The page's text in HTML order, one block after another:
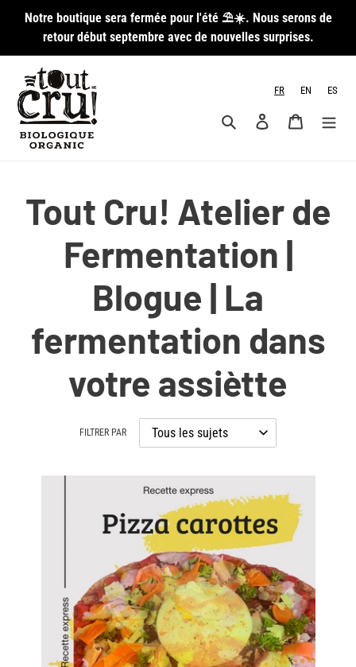
Passer
contenu
Notre boutique sera fermée pour l'été ⛱️☀️. Nous serons de
retour début septembre avec de nouvelles surprises.
FR EN ES
RechercherSe connecter
Panier
Tout Cru! Atelier de
Fermentation |
Blogue | La
fermentation dans
votre assiètte
FILTRER PAR